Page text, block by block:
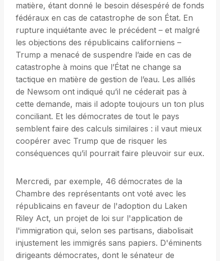
matière, étant donné le besoin désespéré de fonds
fédéraux en cas de catastrophe de son État. En
rupture inquiétante avec le précédent – ​​et malgré
les objections des républicains californiens –
Trump a menacé de suspendre l’aide en cas de
catastrophe à moins que l’État ne change sa
tactique en matière de gestion de l’eau. Les alliés
de Newsom ont indiqué qu’il ne céderait pas à
cette demande, mais il adopte toujours un ton plus
conciliant. Et les démocrates de tout le pays
semblent faire des calculs similaires : il vaut mieux
coopérer avec Trump que de risquer les
conséquences qu’il pourrait faire pleuvoir sur eux.
Mercredi, par exemple, 46 démocrates de la
Chambre des représentants ont voté avec les
républicains en faveur de l'adoption du Laken
Riley Act, un projet de loi sur l'application de
l'immigration qui, selon ses partisans, diabolisait
injustement les immigrés sans papiers. D'éminents
dirigeants démocrates, dont le sénateur de